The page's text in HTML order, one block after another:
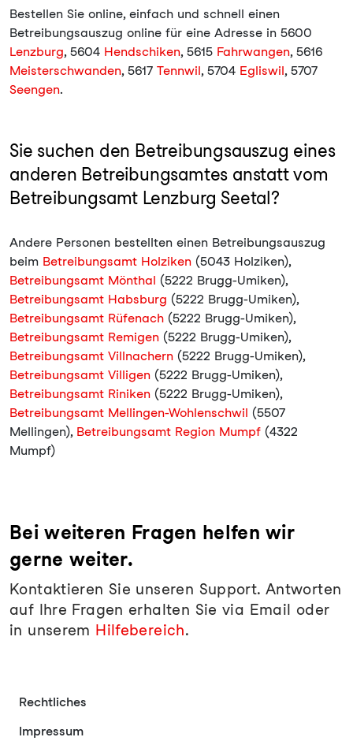
Bestellen Sie online, einfach und schnell einen
Betreibungsauszug online für eine Adresse in 5600
Lenzburg, 5604 Hendschiken, 5615 Fahrwangen, 5616
Meisterschwanden, 5617 Tennwil, 5704 Egliswil, 5707
Seengen.
Sie suchen den Betreibungsauszug eines
anderen Betreibungsamtes anstatt vom
Betreibungsamt Lenzburg Seetal?
Andere Personen bestellten einen Betreibungsauszug
beim Betreibungsamt Holziken (5043 Holziken),
Betreibungsamt Mönthal (5222 Brugg-Umiken),
Betreibungsamt Habsburg (5222 Brugg-Umiken),
Betreibungsamt Rüfenach (5222 Brugg-Umiken),
Betreibungsamt Remigen (5222 Brugg-Umiken),
Betreibungsamt Villnachern (5222 Brugg-Umiken),
Betreibungsamt Villigen (5222 Brugg-Umiken),
Betreibungsamt Riniken (5222 Brugg-Umiken),
Betreibungsamt Mellingen-Wohlenschwil (5507
Mellingen), Betreibungsamt Region Mumpf (4322
Mumpf)
Bei weiteren Fragen helfen wir
gerne weiter.
Kontaktieren Sie unseren Support. Antworten
auf Ihre Fragen erhalten Sie via Email oder
in unserem Hilfebereich.
Rechtliches
Impressum